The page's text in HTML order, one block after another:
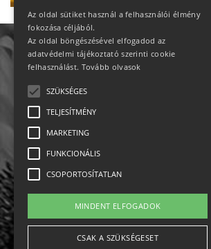
Impresszum-kapcsolat
Jogi nyilatkozat
Rólunk
Az oldal sütiket használ a felhasználói élmény
fokozása céljából.
Az oldal böngészésével elfogadod az
adatvédelmi tájékoztató szerinti cookie
felhasználást. Tovább olvasok
SZÜKSÉGES
TELJESÍTMÉNY
MARKETING
FUNKCIONÁLIS
CSOPORTOSÍTATLAN
MINDENT ELFOGADOK
CSAK A SZÜKSÉGESET